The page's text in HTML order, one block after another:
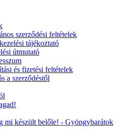
szerződési feltételek
tájékoztató
útmutató
és fizetési feltételek
a szerződéstől
mi készült belőle! - Gyöngybarátok